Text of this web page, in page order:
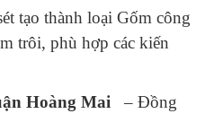
tạo thành loại Gốm công
trôi, phù hợp các kiến
Hoàng Mai– Đồng